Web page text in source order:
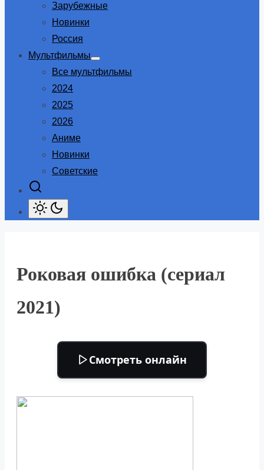
Зарубежные
Новинки
Россия
Мультфильмы
Show
sub
Все мультфильмы
2024
2025
2026
Аниме
Новинки
Советские
Роковая ошибка (сериал
2021)
Смотреть онлайн